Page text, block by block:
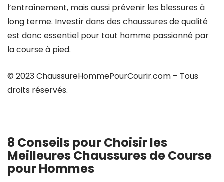
l’entraînement, mais aussi prévenir les blessures à
long terme. Investir dans des chaussures de qualité
est donc essentiel pour tout homme passionné par
la course à pied.
© 2023 ChaussureHommePourCourir.com – Tous
droits réservés.
8 Conseils pour Choisir les
Meilleures Chaussures de Course
pour Hommes